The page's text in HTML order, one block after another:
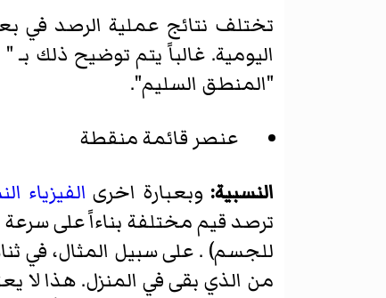
تختلف نتائج عملية الرصد في
اليومية. غالباً يتم توضيح ذلك بـ "
"المنطق السليم".
عنصر قائمة منقطة
النسبية: وبعبارة اخرى الفيزياء
ترصد قيم مختلفة بناءاً على
للجسم) . على سبيل المثال، في
من الذي بقى في المنزل. هذا لا